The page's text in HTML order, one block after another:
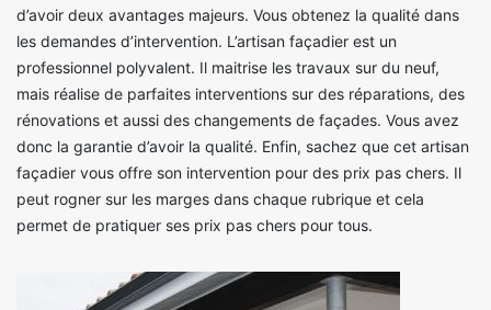
d’avoir deux avantages majeurs. Vous obtenez la qualité dans
les demandes d’intervention. L’artisan façadier est un
professionnel polyvalent. Il maitrise les travaux sur du neuf,
mais réalise de parfaites interventions sur des réparations, des
rénovations et aussi des changements de façades. Vous avez
donc la garantie d’avoir la qualité. Enfin, sachez que cet artisan
façadier vous offre son intervention pour des prix pas chers. Il
peut rogner sur les marges dans chaque rubrique et cela
permet de pratiquer ses prix pas chers pour tous.